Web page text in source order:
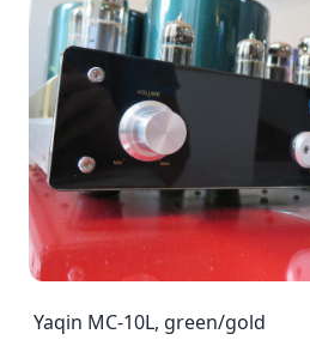
Yaqin MC-10L, green/gold